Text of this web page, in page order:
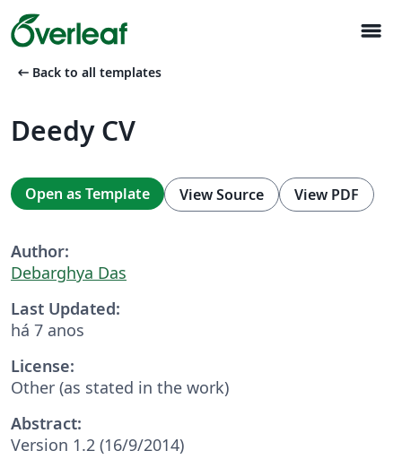
menu
arrow_left_alt Back to all templates
Deedy CV
Open as Template View Source View PDF
Author:
Debarghya Das
Last Updated:
há 7 anos
License:
Other (as stated in the work)
Abstract:
Version 1.2 (16/9/2014)